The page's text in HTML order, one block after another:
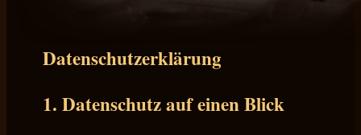
Datenschutzerklärung
1. Datenschutz auf einen Blick